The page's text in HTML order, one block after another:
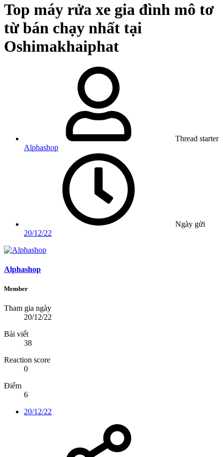
Top máy rửa xe gia đình mô tơ
từ bán chạy nhất tại
Oshimakhaiphat
Thread starter
Alphashop
Ngày gửi
20/12/22
Alphashop
Member
Tham gia ngày
20/12/22
Bài viết
38
Reaction score
0
Điểm
6
20/12/22